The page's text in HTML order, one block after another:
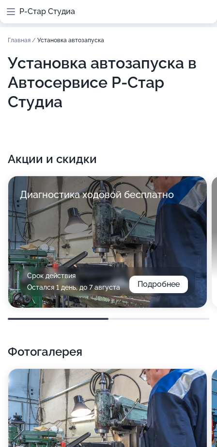
Р-Стар Студиа
Главная / Установка автозапуска
Установка автозапуска в
Автосервисе Р-Стар
Студиа
Акции и скидки
Диагностика ходовой бесплатно
Срок действия
Остался 1 день, до 7 августа
Подробнее
Фотогалерея